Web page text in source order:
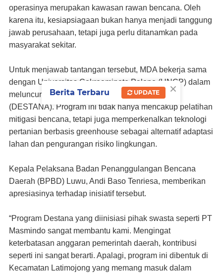
operasinya merupakan kawasan rawan bencana. Oleh
karena itu, kesiapsiagaan bukan hanya menjadi tanggung
jawab perusahaan, tetapi juga perlu ditanamkan pada
masyarakat sekitar.
Untuk menjawab tantangan tersebut, MDA bekerja sama
dengan Universitas Cokroaminoto Palopo (UNCP) dalam
meluncurkan program Desa Tangguh Bencana
(DESTANA). Program ini tidak hanya mencakup pelatihan
mitigasi bencana, tetapi juga memperkenalkan teknologi
pertanian berbasis greenhouse sebagai alternatif adaptasi
lahan dan pengurangan risiko lingkungan.
Kepala Pelaksana Badan Penanggulangan Bencana
Daerah (BPBD) Luwu, Andi Baso Tenriesa, memberikan
apresiasinya terhadap inisiatif tersebut.
“Program Destana yang diinisiasi pihak swasta seperti PT
Masmindo sangat membantu kami. Mengingat
keterbatasan anggaran pemerintah daerah, kontribusi
seperti ini sangat berarti. Apalagi, program ini dibentuk di
Kecamatan Latimojong yang memang masuk dalam
×
Berita Terbaru UPDATE